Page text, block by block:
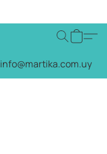
info@martika.com.uy